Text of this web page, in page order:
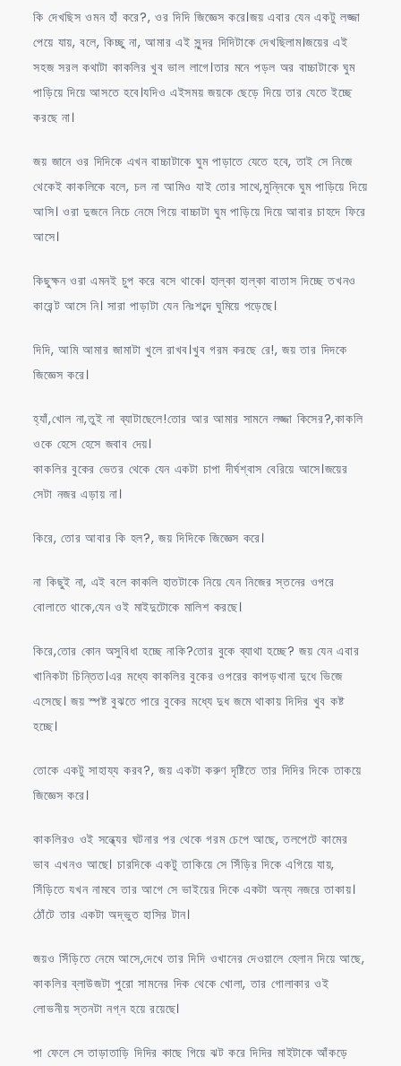
কি দেখছিস ওমন হাঁ করে?, ওর দিদি জিজ্ঞেস করে।জয় এবার যেন একটু লজ্জা
পেয়ে যায়, বলে, কিচ্ছু না, আমার এই সুন্দর দিদিটাকে দেখছিলাম।জয়ের এই
সহজ সরল কথাটা কাকলির খুব ভাল লাগে।তার মনে পড়ল অর বাচ্চাটাকে ঘুম
পাড়িয়ে দিয়ে আসতে হবে।যদিও এইসময় জয়কে ছেড়ে দিয়ে তার যেতে ইচ্ছে
করছে না।
জয় জানে ওর দিদিকে এখন বাচ্চাটাকে ঘুম পাড়াতে যেতে হবে, তাই সে নিজে
থেকেই কাকলিকে বলে, চল না আমিও যাই তোর সাথে,মুন্নিকে ঘুম পাড়িয়ে দিয়ে
আসি। ওরা দুজনে নিচে নেমে গিয়ে বাচ্চাটা ঘুম পাড়িয়ে দিয়ে আবার চাহদে ফিরে
আসে।
কিছুক্ষন ওরা এমনই চুপ করে বসে থাকে। হাল্কা হাল্কা বাতাস দিচ্ছে তখনও
কারেন্ট আসে নি। সারা পাড়াটা যেন নিঃশব্দে ঘুমিয়ে পড়েছে।
দিদি, আমি আমার জামাটা খুলে রাখব।খুব গরম করছে রে!, জয় তার দিদকে
জিজ্ঞেস করে।
হ্যাঁ,খোল না,তুই না ব্যাটাছেলে!তোর আর আমার সামনে লজ্জা কিসের?,কাকলি
ওকে হেসে হেসে জবাব দেয়।
কাকলির বুকের ভেতর থেকে যেন একটা চাপা দীর্ঘশ্বাস বেরিয়ে আসে।জয়ের
সেটা নজর এড়ায় না।
কিরে, তোর আবার কি হল?, জয় দিদিকে জিজ্ঞেস করে।
না কিছুই না, এই বলে কাকলি হাতটাকে নিয়ে যেন নিজের স্তনের ওপরে
বোলাতে থাকে,যেন ওই মাইদুটোকে মালিশ করছে।
কিরে,তোর কোন অসুবিধা হচ্ছে নাকি?তোর বুকে ব্যাথা হচ্ছে? জয় যেন এবার
খানিকটা চিন্তিত।এর মধ্যে কাকলির বুকের ওপরের কাপড়খানা দুধে ভিজে
এসেছে। জয় স্পষ্ট বুঝতে পারে বুকের মধ্যে দুধ জমে থাকায় দিদির খুব কষ্ট
হচ্ছে।
তোকে একটু সাহায্য করব?, জয় একটা করুণ দৃষ্টিতে তার দিদির দিকে তাকয়ে
জিজ্ঞেস করে।
কাকলিরও ওই সন্ধ্যের ঘটনার পর থেকে গরম চেপে আছে, তলপেটে কামের
ভাব এখনও আছে। চারদিকে একটু তাকিয়ে সে সিঁড়ির দিকে এগিয়ে যায়,
সিঁড়িতে যখন নামবে তার আগে সে ভাইয়ের দিকে একটা অন্য নজরে তাকায়।
ঠোঁটে তার একটা অদ্ভুত হাসির টান।
জয়ও সিঁড়িতে নেমে আসে,দেখে তার দিদি ওখানের দেওয়ালে হেলান দিয়ে আছে,
কাকলির ব্লাউজটা পুরো সামনের দিক থেকে খোলা, তার গোলাকার ওই
লোভনীয় স্তনটা নগ্ন হয়ে রয়েছে।
পা ফেলে সে তাড়াতাড়ি দিদির কাছে গিয়ে ঝট করে দিদির মাইটাকে আঁকড়ে